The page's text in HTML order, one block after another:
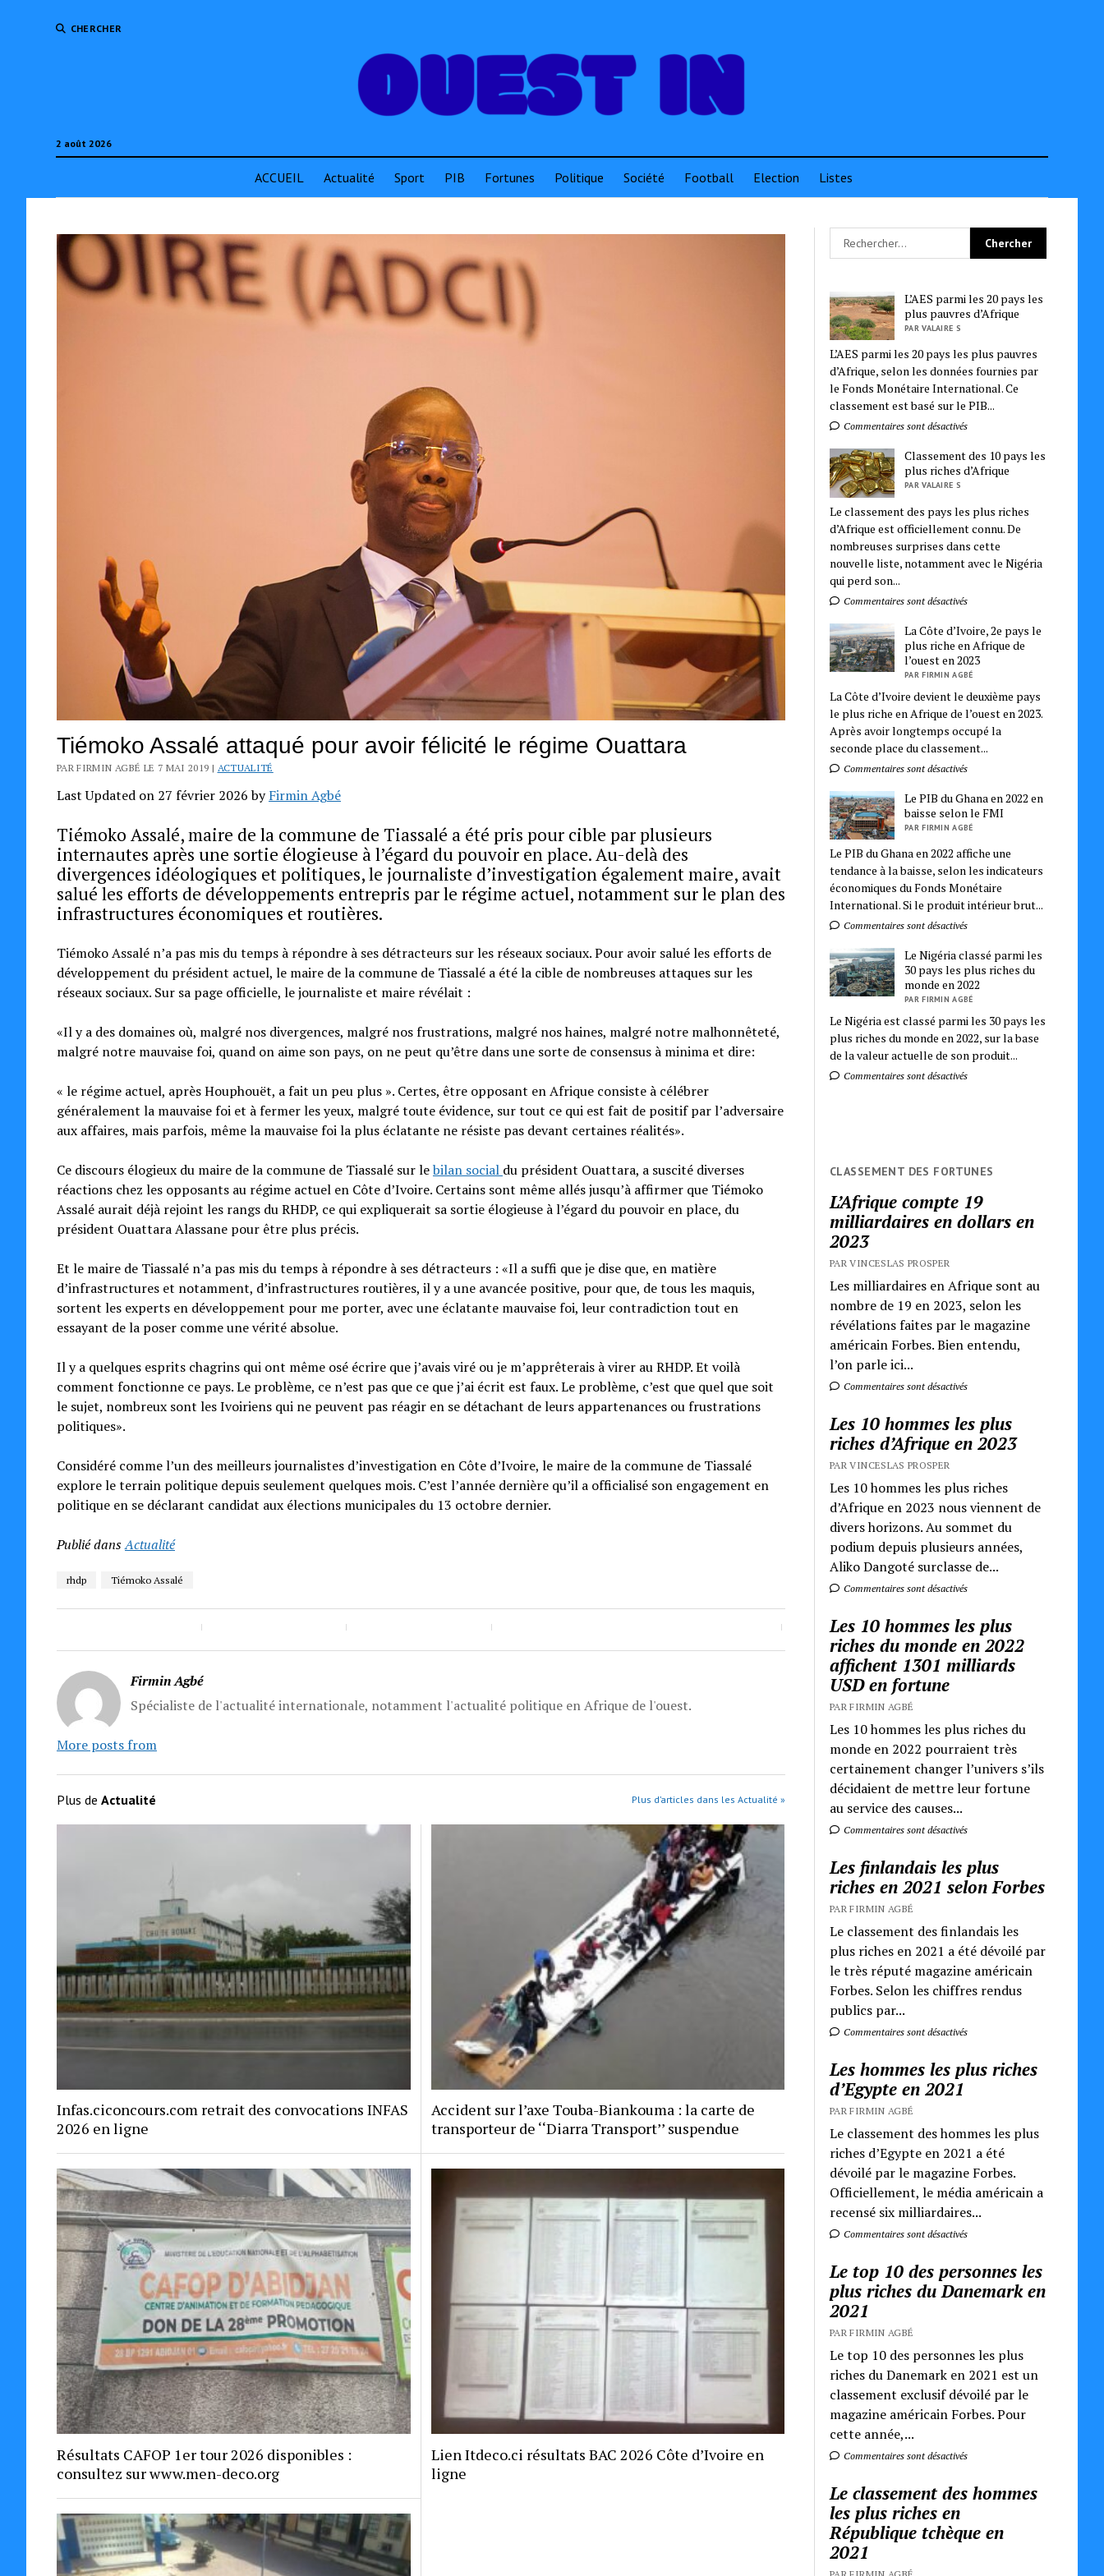
CHERCHER
2 août 2026
ACCUEIL Actualité Sport PIB Fortunes Politique Société Football Election Listes
Tiémoko Assalé attaqué pour avoir félicité le régime Ouattara
PAR FIRMIN AGBÉ LE 7 MAI 2019 | ACTUALITÉ
Last Updated on 27 février 2026 byFirmin Agbé
Tiémoko Assalé, maire de la commune de Tiassalé a été pris pour cible par plusieurs
internautes après une sortie élogieuse à l’égard du pouvoir en place. Au-delà des
divergences idéologiques et politiques, le journaliste d’investigation également maire, avait
salué les efforts de développements entrepris par le régime actuel, notamment sur le plan des
infrastructures économiques et routières.
Tiémoko Assalé n’a pas mis du temps à répondre à ses détracteurs sur les réseaux sociaux. Pour avoir salué les efforts de
développement du président actuel, le maire de la commune de Tiassalé a été la cible de nombreuses attaques sur les
réseaux sociaux. Sur sa page officielle, le journaliste et maire révélait :
«Il y a des domaines où, malgré nos divergences, malgré nos frustrations, malgré nos haines, malgré notre malhonnêteté,
malgré notre mauvaise foi, quand on aime son pays, on ne peut qu’être dans une sorte de consensus à minima et dire:
« le régime actuel, après Houphouët, a fait un peu plus ». Certes, être opposant en Afrique consiste à célébrer
généralement la mauvaise foi et à fermer les yeux, malgré toute évidence, sur tout ce qui est fait de positif par l’adversaire
aux affaires, mais parfois, même la mauvaise foi la plus éclatante ne résiste pas devant certaines réalités».
Ce discours élogieux du maire de la commune de Tiassalé sur lebilan social du président Ouattara, a suscité diverses
réactions chez les opposants au régime actuel en Côte d’Ivoire. Certains sont même allés jusqu’à affirmer que Tiémoko
Assalé aurait déjà rejoint les rangs du RHDP, ce qui expliquerait sa sortie élogieuse à l’égard du pouvoir en place, du
président Ouattara Alassane pour être plus précis.
Et le maire de Tiassalé n’a pas mis du temps à répondre à ses détracteurs : «Il a suffi que je dise que, en matière
d’infrastructures et notamment, d’infrastructures routières, il y a une avancée positive, pour que, de tous les maquis,
sortent les experts en développement pour me porter, avec une éclatante mauvaise foi, leur contradiction tout en
essayant de la poser comme une vérité absolue.
Il y a quelques esprits chagrins qui ont même osé écrire que j’avais viré ou je m’apprêterais à virer au RHDP. Et voilà
comment fonctionne ce pays. Le problème, ce n’est pas que ce que j’ai écrit est faux. Le problème, c’est que quel que soit
le sujet, nombreux sont les Ivoiriens qui ne peuvent pas réagir en se détachant de leurs appartenances ou frustrations
politiques».
Considéré comme l’un des meilleurs journalistes d’investigation en Côte d’Ivoire, le maire de la commune de Tiassalé
explore le terrain politique depuis seulement quelques mois. C’est l’année dernière qu’il a officialisé son engagement en
politique en se déclarant candidat aux élections municipales du 13 octobre dernier.
Publié dansActualité
rhdp Tiémoko Assalé
Firmin Agbé
Spécialiste de l'actualité internationale, notamment l'actualité politique en Afrique de l'ouest.
More posts from
Plus de Actualité Plus d’articles dans les Actualité »
Infas.ciconcours.com retrait des convocations INFAS
2026 en ligne
Accident sur l’axe Touba-Biankouma : la carte de
transporteur de ‘‘Diarra Transport’’ suspendue
Résultats CAFOP 1er tour 2026 disponibles :
consultez sur www.men-deco.org
Lien Itdeco.ci résultats BAC 2026 Côte d’Ivoire en
ligne
L’AES parmi les 20 pays les
plus pauvres d’Afrique
PAR VALAIRE S
L’AES parmi les 20 pays les plus pauvres
d’Afrique, selon les données fournies par
le Fonds Monétaire International. Ce
classement est basé sur le PIB...
Commentaires sont désactivés
Classement des 10 pays les
plus riches d’Afrique
PAR VALAIRE S
Le classement des pays les plus riches
d’Afrique est officiellement connu. De
nombreuses surprises dans cette
nouvelle liste, notamment avec le Nigéria
qui perd son...
Commentaires sont désactivés
La Côte d’Ivoire, 2e pays le
plus riche en Afrique de
l’ouest en 2023
PAR FIRMIN AGBÉ
La Côte d’Ivoire devient le deuxième pays
le plus riche en Afrique de l’ouest en 2023.
Après avoir longtemps occupé la
seconde place du classement...
Commentaires sont désactivés
Le PIB du Ghana en 2022 en
baisse selon le FMI
PAR FIRMIN AGBÉ
Le PIB du Ghana en 2022 affiche une
tendance à la baisse, selon les indicateurs
économiques du Fonds Monétaire
International. Si le produit intérieur brut...
Commentaires sont désactivés
Le Nigéria classé parmi les
30 pays les plus riches du
monde en 2022
PAR FIRMIN AGBÉ
Le Nigéria est classé parmi les 30 pays les
plus riches du monde en 2022, sur la base
de la valeur actuelle de son produit...
Commentaires sont désactivés
CLASSEMENT DES FORTUNES
L’Afrique compte 19
milliardaires en dollars en
2023
PAR VINCESLAS PROSPER
Les milliardaires en Afrique sont au
nombre de 19 en 2023, selon les
révélations faites par le magazine
américain Forbes. Bien entendu,
l’on parle ici...
Commentaires sont désactivés
Les 10 hommes les plus
riches d’Afrique en 2023
PAR VINCESLAS PROSPER
Les 10 hommes les plus riches
d’Afrique en 2023 nous viennent de
divers horizons. Au sommet du
podium depuis plusieurs années,
Aliko Dangoté surclasse de...
Commentaires sont désactivés
Les 10 hommes les plus
riches du monde en 2022
affichent 1301 milliards
USD en fortune
PAR FIRMIN AGBÉ
Les 10 hommes les plus riches du
monde en 2022 pourraient très
certainement changer l’univers s’ils
décidaient de mettre leur fortune
au service des causes...
Commentaires sont désactivés
Les finlandais les plus
riches en 2021 selon Forbes
PAR FIRMIN AGBÉ
Le classement des finlandais les
plus riches en 2021 a été dévoilé par
le très réputé magazine américain
Forbes. Selon les chiffres rendus
publics par...
Commentaires sont désactivés
Les hommes les plus riches
d’Egypte en 2021
PAR FIRMIN AGBÉ
Le classement des hommes les plus
riches d’Egypte en 2021 a été
dévoilé par le magazine Forbes.
Officiellement, le média américain a
recensé six milliardaires...
Commentaires sont désactivés
Le top 10 des personnes les
plus riches du Danemark en
2021
PAR FIRMIN AGBÉ
Le top 10 des personnes les plus
riches du Danemark en 2021 est un
classement exclusif dévoilé par le
magazine américain Forbes. Pour
cette année,...
Commentaires sont désactivés
Le classement des hommes
les plus riches en
République tchèque en
2021